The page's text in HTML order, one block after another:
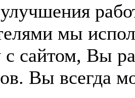
мы
с сайтом, Вы
Вы всегда